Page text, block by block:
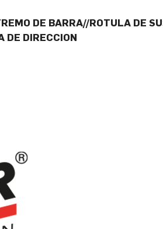
DE BARRA//ROTULA DE
DE DIRECCION